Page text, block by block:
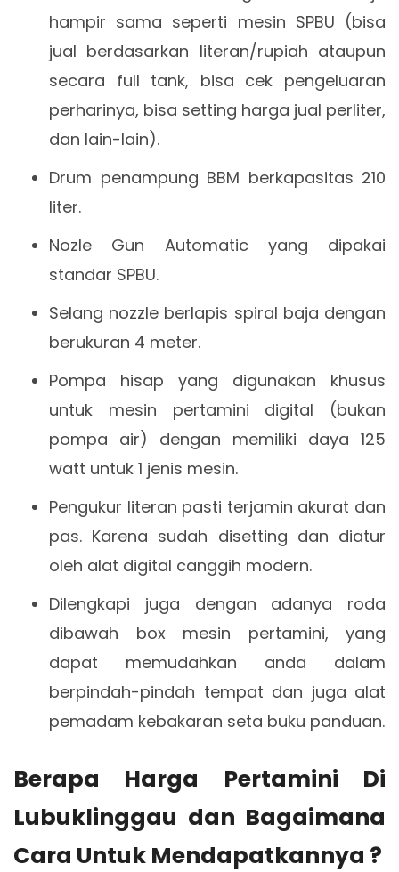
hampir sama seperti mesin SPBU (bisa
jual berdasarkan literan/rupiah ataupun
secara full tank, bisa cek pengeluaran
perharinya, bisa setting harga jual perliter,
dan lain-lain).
Drum penampung BBM berkapasitas 210
liter.
Nozle Gun Automatic yang dipakai
standar SPBU.
Selang nozzle berlapis spiral baja dengan
berukuran 4 meter.
Pompa hisap yang digunakan khusus
untuk mesin pertamini digital (bukan
pompa air) dengan memiliki daya 125
watt untuk 1 jenis mesin.
Pengukur literan pasti terjamin akurat dan
pas. Karena sudah disetting dan diatur
oleh alat digital canggih modern.
Dilengkapi juga dengan adanya roda
dibawah box mesin pertamini, yang
dapat memudahkan anda dalam
berpindah-pindah tempat dan juga alat
pemadam kebakaran seta buku panduan.
Berapa Harga Pertamini Di
Lubuklinggau dan Bagaimana
Cara Untuk Mendapatkannya ?